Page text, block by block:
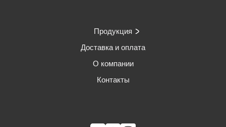
Продукция
Доставка и оплата
О компании
Контакты